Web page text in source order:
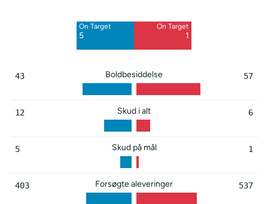
On Target
5
On Target
1
43 Boldbesiddelse 57
12 Skud i alt 6
5 Skud på mål 1
403 Forsøgte aleveringer 537